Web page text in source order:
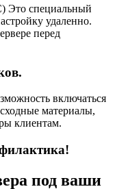
Это специальный
удаленно.
перед
включаться
материалы,
клиентам.
под ваши